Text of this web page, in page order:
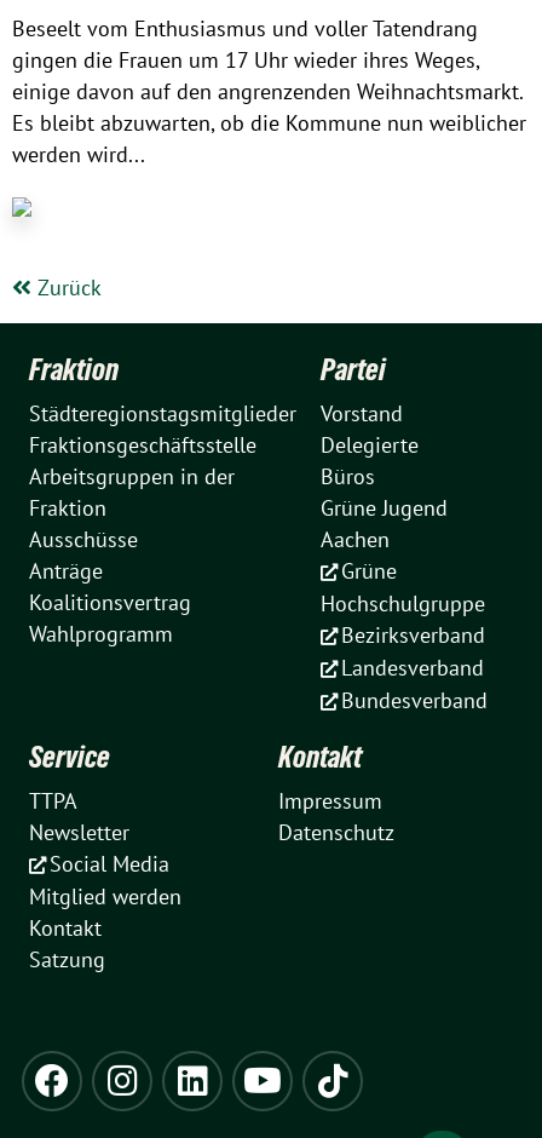
Beseelt vom Enthusiasmus und voller Tatendrang
gingen die Frauen um 17 Uhr wieder ihres Weges,
einige davon auf den angrenzenden Weihnachtsmarkt.
Es bleibt abzuwarten, ob die Kommune nun weiblicher
werden wird...
Zurück
Fraktion
Städteregionstagsmitglieder
Fraktionsgeschäftsstelle
Arbeitsgruppen in der
Fraktion
Ausschüsse
Anträge
Koalitionsvertrag
Wahlprogramm
Partei
Vorstand
Delegierte
Büros
Grüne Jugend
Aachen
Grüne
Hochschulgruppe
Bezirksverband
Landesverband
Bundesverband
Service
TTPA
Newsletter
Social Media
Mitglied werden
Kontakt
Satzung
Kontakt
Impressum
Datenschutz